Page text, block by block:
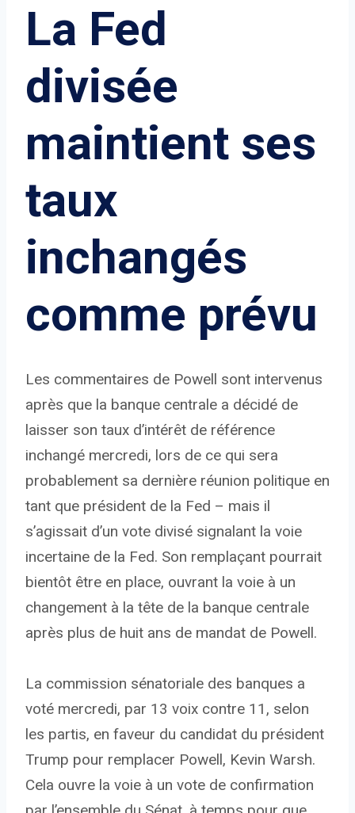
La Fed
divisée
maintient ses
taux
inchangés
comme prévu
Les commentaires de Powell sont intervenus
après que la banque centrale a décidé de
laisser son taux d’intérêt de référence
inchangé mercredi, lors de ce qui sera
probablement sa dernière réunion politique en
tant que président de la Fed – mais il
s’agissait d’un vote divisé signalant la voie
incertaine de la Fed. Son remplaçant pourrait
bientôt être en place, ouvrant la voie à un
changement à la tête de la banque centrale
après plus de huit ans de mandat de Powell.
La commission sénatoriale des banques a
voté mercredi, par 13 voix contre 11, selon
les partis, en faveur du candidat du président
Trump pour remplacer Powell, Kevin Warsh.
Cela ouvre la voie à un vote de confirmation